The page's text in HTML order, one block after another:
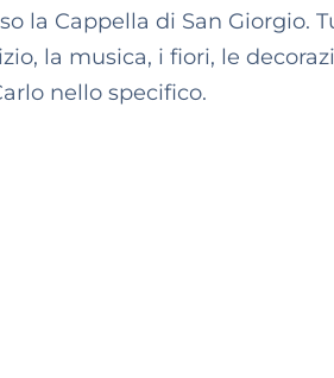
la Cappella di San Giorgio.
la musica, i fiori, le
nello specifico.